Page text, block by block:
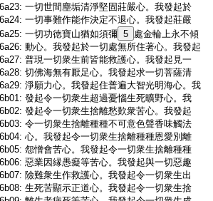
一切世間塵垢清淨堅固莊嚴心。我發起於
一切事難作能作決定不退心。我發起莊嚴
一切功徳寶山猶如須彌 5 處金輪上永不傾
動心。我發起於一切處無所住著心。我發起
普現一切衆生前皆能救護心。我發起見一
切佛海無有厭足心。我發起求一切菩薩清
淨願力心。我發起住普遍大智光明海心。我
發起令一切衆生超過憂惱生死曠野心。我
發起令一切衆生捨離愁歎衆苦心。我發起
令一切衆生捨離種種不可意色聲香味觸法
心。我發起令一切衆生捨離種種恩愛別離
怨憎會苦心。我發起令一切衆生捨離種種
惡業因縁愚癡等苦心。我發起與一切惡趣
險難衆生作救護心。我發起令一切衆生出
生死苦顯示正道心。我發起令一切衆生捨